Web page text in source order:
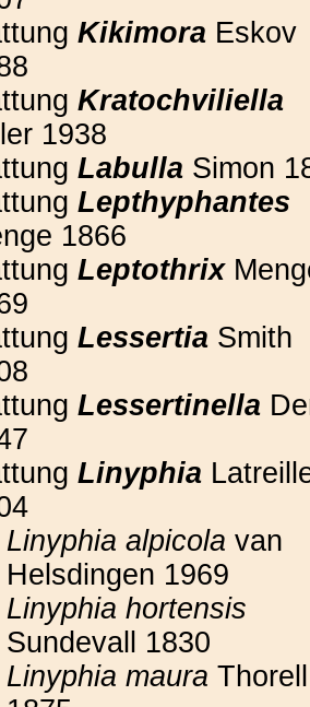
Kikimora Eskov
Kratochviliella
1938
Labulla Simon
Lepthyphantes
1866
Leptothrix
Lessertia Smith
Lessertinella
Linyphia
Linyphia alpicola van
Helsdingen 1969
Linyphia hortensis
Sundevall 1830
Linyphia maura Thorell